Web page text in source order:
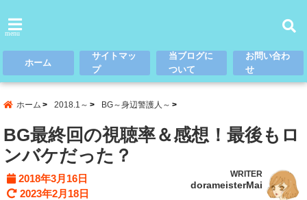
menu
ホーム
サイトマッ
プ
当ブログに
ついて
お問い合わ
せ
ホーム 2018.1～ BG～身辺警護人～
BG最終回の視聴率＆感想！最後もロ
ンバケだった？
2018年3月16日
2023年2月18日
WRITER
dorameisterMai